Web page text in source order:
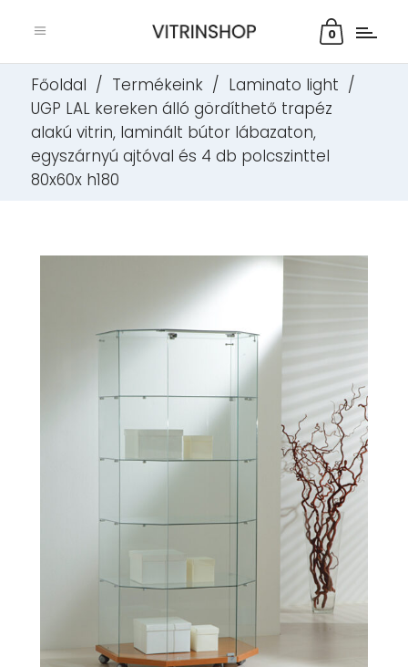
0
Főoldal / Termékeink / Laminato light /
UGP LAL kereken álló gördíthető trapéz
alakú vitrin, laminált bútor lábazaton,
egyszárnyú ajtóval és 4 db polcszinttel
80x60x h180